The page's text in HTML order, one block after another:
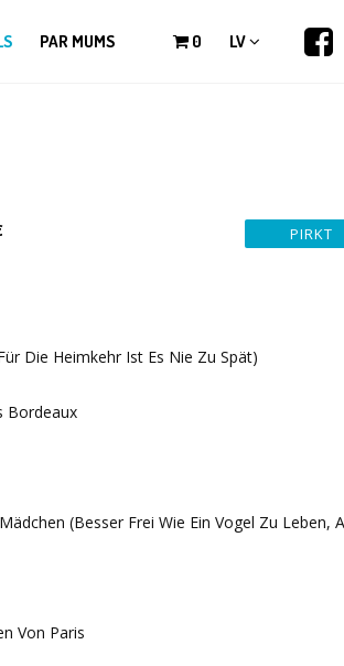
PAR MUMS 0 LV
Die Heimkehr Ist Es Nie Zu Spät)
Bordeaux
(Besser Frei Wie Ein Vogel Zu Leben,
Von Paris